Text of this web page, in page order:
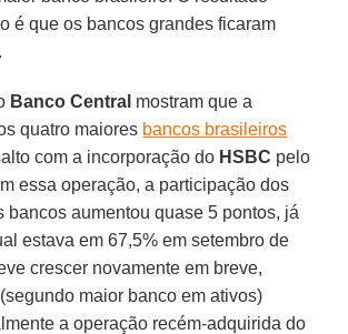
é que os bancos grandes ficaram
Banco Central mostram que a
quatro maiores bancos brasileiros
com a incorporação do HSBC pelo
essa operação, a participação dos
bancos aumentou quase 5 pontos, já
estava em 67,5% em setembro de
crescer novamente em breve,
(segundo maior banco em ativos)
a operação recém-adquirida do